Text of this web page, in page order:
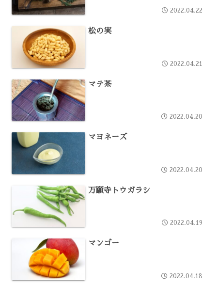
2022.04.22
松の実
2022.04.21
マテ茶
2022.04.20
マヨネーズ
2022.04.20
万願寺トウガラシ
2022.04.19
マンゴー
2022.04.18